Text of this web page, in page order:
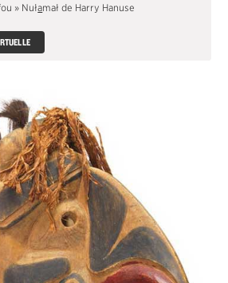
» Nułamał de Harry Hanuse